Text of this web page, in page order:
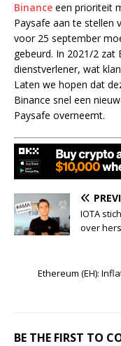
Binance een prioriteit
Paysafe aan te stellen
voor 25 september
gebeurd. In 2021/2 zat
dienstverlener, wat
Laten we hopen dat
Binance snel een
Paysafe overneemt.
IOTA
over
Ethereum (EH):
BE THE FIRST TO